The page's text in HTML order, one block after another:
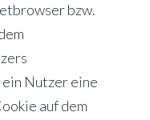
bzw.
Nutzer eine
auf dem